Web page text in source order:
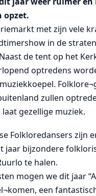
opzet.
met zijn vele
in de
de tent op het
optredens
zullen
laat gezellige muziek.
Folkloredansers zijn
jaar bijzondere
te halen.
mogen we dit jaar
een